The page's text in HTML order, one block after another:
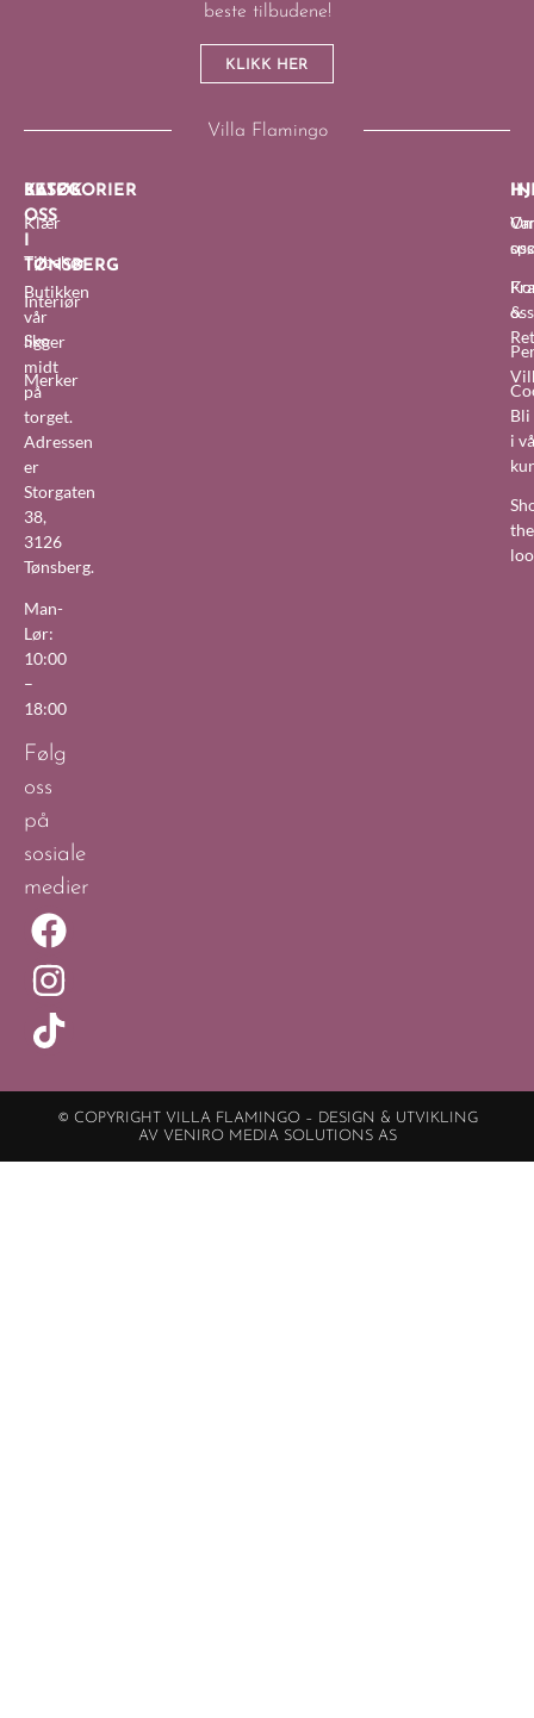
beste tilbudene!
KLIKK HER
Villa Flamingo
BESØK
OSS
TØNSBERG
Butikken
vår
ligger
midt
på
torget.
Adressen
er
Storgaten
38,
3126
Tønsberg.
Man-
Lør:
10:00
–
18:00
Følg
oss
på
sosiale
medier
KATEGORIER
Klær
Tilbehør
Interiør
Sko
Merker
oss
&
Bli
i
the
oss
© COPYRIGHT VILLA FLAMINGO – DESIGN & UTVIKLING
AV VENIRO MEDIA SOLUTIONS AS